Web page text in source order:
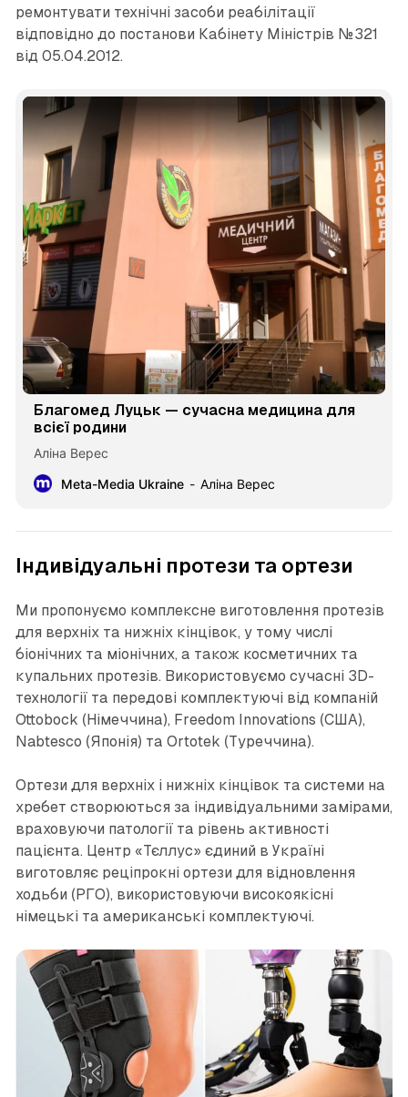
ремонтувати технічні засоби реабілітації
відповідно до постанови Кабінету Міністрів №321
від 05.04.2012.
Благомед Луцьк — сучасна медицина для
всієї родини
Аліна Верес
Meta-Media Ukraine
Аліна Верес
Індивідуальні протези та ортези
Ми пропонуємо комплексне виготовлення протезів
для верхніх та нижніх кінцівок, у тому числі
біонічних та міонічних, а також косметичних та
купальних протезів. Використовуємо сучасні 3D-
технології та передові комплектуючі від компаній
Ottobock (Німеччина), Freedom Innovations (США),
Nabtesco (Японія) та Ortotek (Туреччина).
Ортези для верхніх і нижніх кінцівок та системи на
хребет створюються за індивідуальними замірами,
враховуючи патології та рівень активності
пацієнта. Центр «Тєллус» єдиний в Україні
виготовляє реціпрокні ортези для відновлення
ходьби (РГО), використовуючи високоякісні
німецькі та американські комплектуючі.